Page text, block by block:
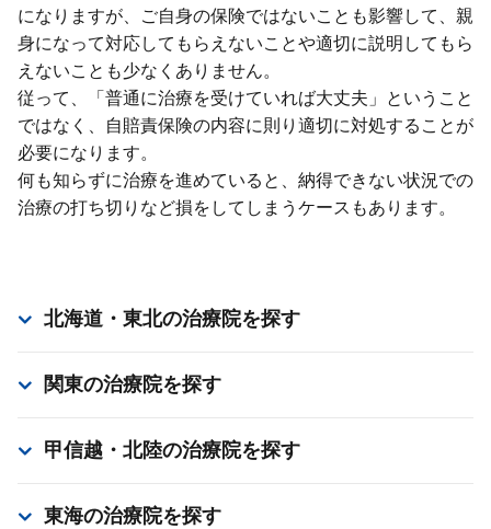
になりますが、ご⾃⾝の保険ではないことも影響して、親
⾝になって対応してもらえないことや適切に説明してもら
えないことも少なくありません。
従って、「普通に治療を受けていれば⼤丈夫」ということ
ではなく、⾃賠責保険の内容に則り適切に対処することが
必要になります。
何も知らずに治療を進めていると、納得できない状況での
治療の打ち切りなど損をしてしまうケースもあります。
北海道・東北の治療院を探す
関東の治療院を探す
甲信越・北陸の治療院を探す
東海の治療院を探す